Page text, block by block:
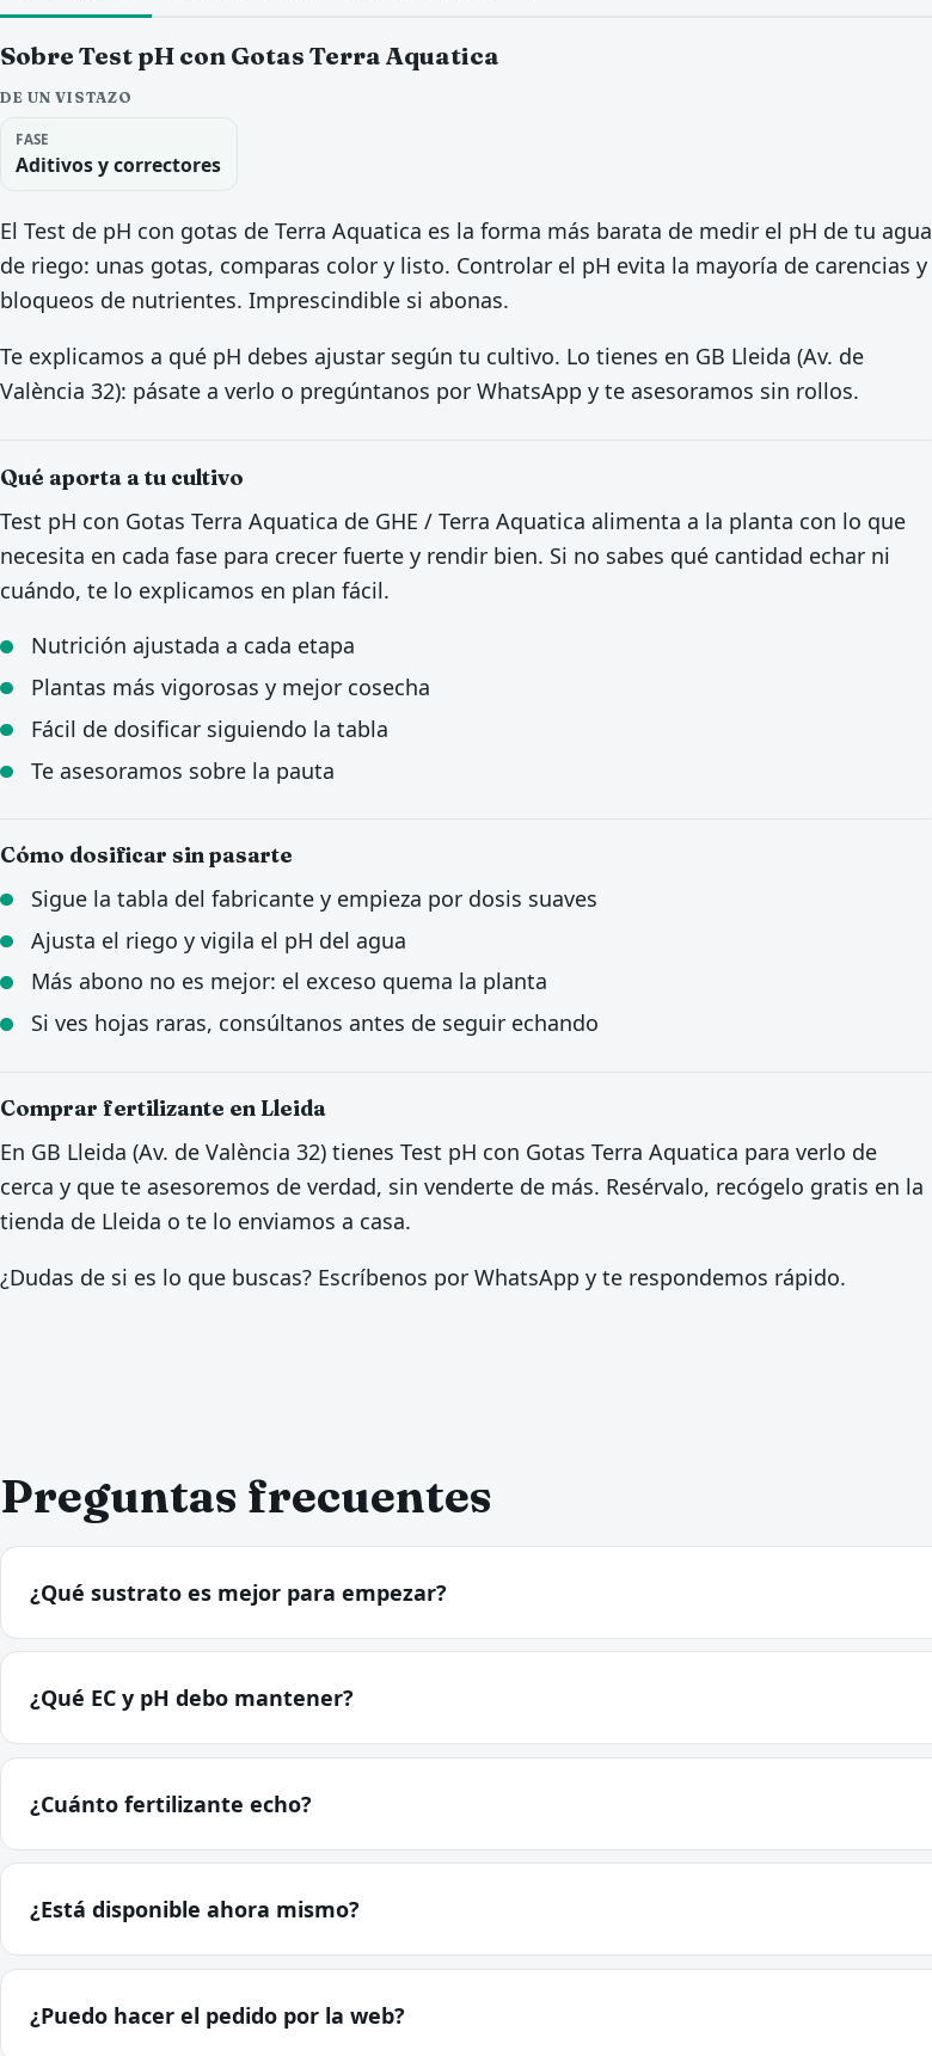
Sobre Test pH con Gotas Terra Aquatica
DE UN VISTAZO
FASE
Aditivos y correctores
El Test de pH con gotas de Terra Aquatica es la forma más barata de medir el pH de tu agua
de riego: unas gotas, comparas color y listo. Controlar el pH evita la mayoría de carencias y
bloqueos de nutrientes. Imprescindible si abonas.
Te explicamos a qué pH debes ajustar según tu cultivo. Lo tienes en GB Lleida (Av. de
València 32): pásate a verlo o pregúntanos por WhatsApp y te asesoramos sin rollos.
Qué aporta a tu cultivo
Test pH con Gotas Terra Aquatica de GHE / Terra Aquatica alimenta a la planta con lo que
necesita en cada fase para crecer fuerte y rendir bien. Si no sabes qué cantidad echar ni
cuándo, te lo explicamos en plan fácil.
Nutrición ajustada a cada etapa
Plantas más vigorosas y mejor cosecha
Fácil de dosificar siguiendo la tabla
Te asesoramos sobre la pauta
Cómo dosificar sin pasarte
Sigue la tabla del fabricante y empieza por dosis suaves
Ajusta el riego y vigila el pH del agua
Más abono no es mejor: el exceso quema la planta
Si ves hojas raras, consúltanos antes de seguir echando
Comprar fertilizante en Lleida
En GB Lleida (Av. de València 32) tienes Test pH con Gotas Terra Aquatica para verlo de
cerca y que te asesoremos de verdad, sin venderte de más. Resérvalo, recógelo gratis en la
tienda de Lleida o te lo enviamos a casa.
¿Dudas de si es lo que buscas? Escríbenos por WhatsApp y te respondemos rápido.
Preguntas frecuentes
¿Qué sustrato es mejor para empezar?
¿Qué EC y pH debo mantener?
¿Cuánto fertilizante echo?
¿Está disponible ahora mismo?
¿Puedo hacer el pedido por la web?